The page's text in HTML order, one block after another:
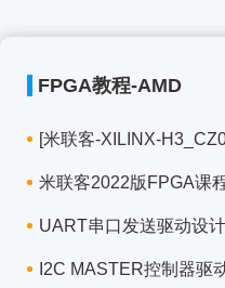
FPGA教程-AMD
UART串口发送驱动设计
I2C MASTER控制器驱